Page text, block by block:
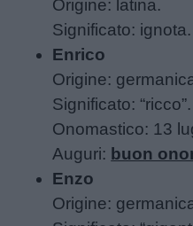
Frasi
e
aforismi
Buongiorno
Buonanotte
Origine: latina.
Significato: ignota.
Enrico
Origine:
Significato: “ricco”.
Onomastico: 13
Auguri: buon
Enzo
Origine: